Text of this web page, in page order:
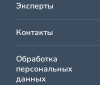
Эксперты
Контакты
Обработка
персональных
данных